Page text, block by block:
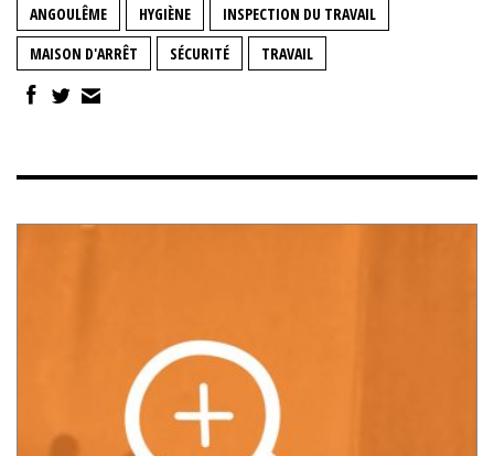
ANGOULÊME HYGIÈNE
INSPECTION DU TRAVAIL
MAISON D'ARRÊT
SÉCURITÉ TRAVAIL